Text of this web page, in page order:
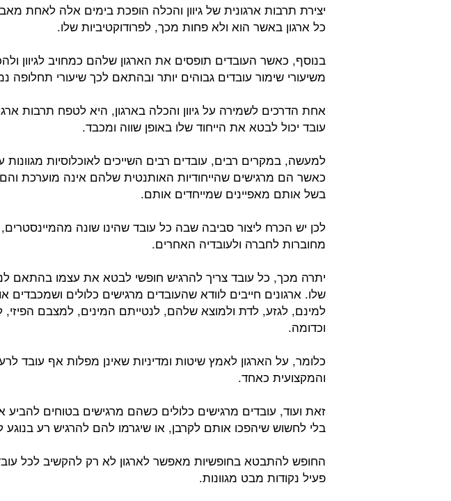
יצירת תרבות ארגונית של גיוון והכלה הופכת בימים אלה לאחת
כל ארגון באשר הוא ולא פחות מכך, לפרודוקטיביות שלו.
בנוסף, כאשר העובדים תופסים את הארגון שלהם כמחויב לגיוון
משיעורי שימור עובדים גבוהים יותר ובהתאם לכך שיעורי תחלופה
אחת הדרכים לשמירה על גיוון והכלה בארגון, היא לטפח תרבות
עובד יכול לבטא את הייחוד שלו באופן שווה ומכבד.
למעשה, במקרים רבים, עובדים רבים השייכים לאוכלוסיות מגוונות
כאשר הם מרגישים שהייחודיות האותנטית שלהם אינה מוערכת
בשל אותם מאפיינים שמייחדים אותם.
לכן יש הכרח ליצור סביבה שבה כל עובד שהינו שונה
מחוברות לחברה ולעובדיה האחרים.
יתרה מכך, כל עובד צריך להרגיש חופשי לבטא את עצמו בהתאם
שלו. ארגונים חייבים לוודא שהעובדים מרגישים כלולים ושמכבדים
למינם, לגזע, לדת ולמוצא שלהם, לנטייתם המינים, למצבם
וכדומה.
כלומר, על הארגון לאמץ שיטות ומדיניות שאינן מפלות אף עובד
והמקצועית כאחד.
זאת ועוד, עובדים מרגישים כלולים כשהם מרגישים בטוחים להביע
בלי לחשוש שיהפכו אותם לקרבן, או שיגרמו להם להרגיש רע בנוגע
החופש להתבטא בחופשיות מאפשר לארגון לא רק להקשיב לכל
פעיל נקודות מבט מגוונות.